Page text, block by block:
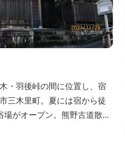
・羽後峠の間に位置し、宿
三木里町。夏には宿から徒
がオープン。熊野古道散策
できます。